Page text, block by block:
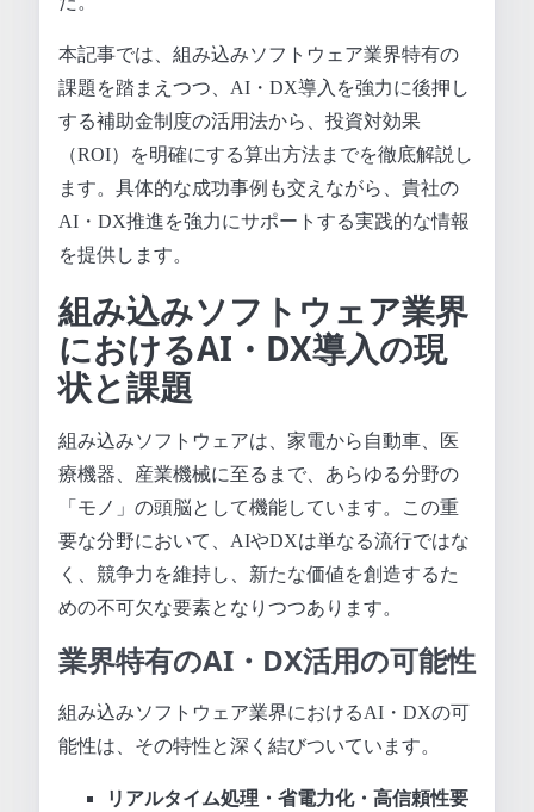
本記事では、組み込みソフトウェア業界特有の
課題を踏まえつつ、AI・DX導入を強力に後押し
する補助金制度の活用法から、投資対効果
（ROI）を明確にする算出方法までを徹底解説し
ます。具体的な成功事例も交えながら、貴社の
AI・DX推進を強力にサポートする実践的な情報
を提供します。
組み込みソフトウェア業界
におけるAI・DX導入の現
状と課題
組み込みソフトウェアは、家電から自動車、医
療機器、産業機械に至るまで、あらゆる分野の
「モノ」の頭脳として機能しています。この重
要な分野において、AIやDXは単なる流行ではな
く、競争力を維持し、新たな価値を創造するた
めの不可欠な要素となりつつあります。
業界特有のAI・DX活用の可能性
組み込みソフトウェア業界におけるAI・DXの可
能性は、その特性と深く結びついています。
リアルタイム処理・省電力化・高信頼性要